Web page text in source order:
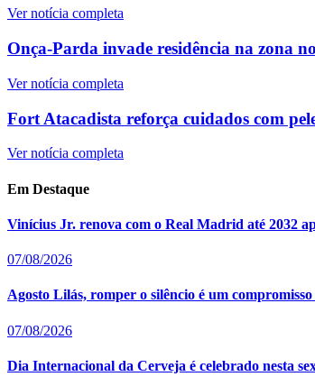
Ver notícia completa
Onça-Parda invade residência na zona
Ver notícia completa
Fort Atacadista reforça cuidados com
Ver notícia completa
Em Destaque
Vinícius Jr. renova com o Real Madrid até 2032
07/08/2026
Agosto Lilás, romper o silêncio é um compromisso
07/08/2026
Dia Internacional da Cerveja é celebrado nesta